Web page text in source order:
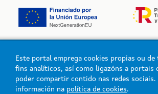
Logo da Xunta de Galicia
Este portal emprega cookies propias ou de
fins analíticos, así como ligazóns a portais
poder compartir contido nas redes sociais.
información na política de cookies.